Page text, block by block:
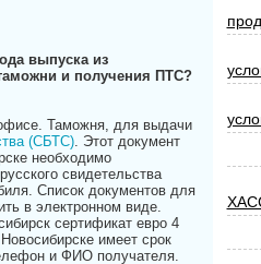
выпуска из
и получения ПТС?
Таможня, для выдачи
(СБТС). Этот документ
необходимо
свидетельства
Список документов для
в электронном виде.
сертификат евро 4
имеет срок
и ФИО получателя.